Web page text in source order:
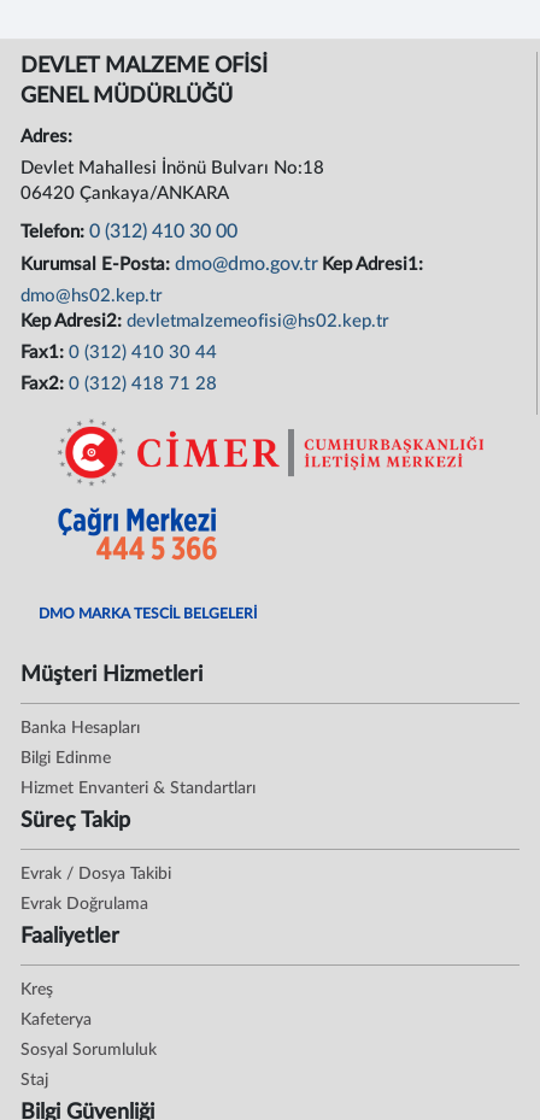
DEVLET MALZEME OFİSİ
GENEL MÜDÜRLÜĞÜ
Adres:
Devlet Mahallesi İnönü Bulvarı No:18
06420 Çankaya/ANKARA
Telefon:0 (312) 410 30 00
Kurumsal E-Posta:dmo@dmo.gov.tr Kep Adresi1:
dmo@hs02.kep.tr
Kep Adresi2:devletmalzemeofisi@hs02.kep.tr
Fax1:0 (312) 410 30 44
Fax2:0 (312) 418 71 28
DMO MARKA TESCİL BELGELERİ
Müşteri Hizmetleri
Banka Hesapları
Bilgi Edinme
Hizmet Envanteri & Standartları
Süreç Takip
Evrak / Dosya Takibi
Evrak Doğrulama
Faaliyetler
Kreş
Kafeterya
Sosyal Sorumluluk
Staj
Bilgi Güvenliği